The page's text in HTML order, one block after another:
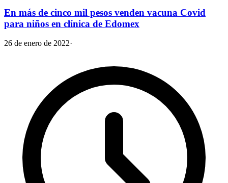
En más de cinco mil pesos venden vacuna Covid
para niños en clínica de Edomex
26 de enero de 2022·